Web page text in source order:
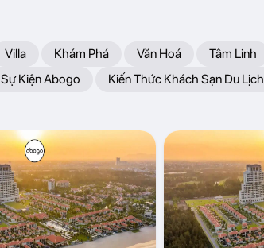
Villa Khám Phá Văn Hoá
Tâm Linh
Sự Kiện Abogo
Kiến Thức Khách Sạn Du Lịch